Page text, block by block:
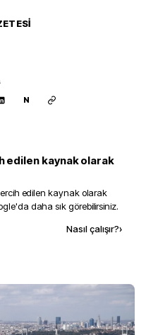
N
edilen kaynak olarak
edilen kaynak olarak
daha sık görebilirsiniz.
Nasıl çalışır?›